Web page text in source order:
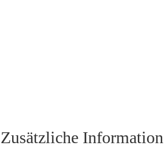
Zusätzliche Information